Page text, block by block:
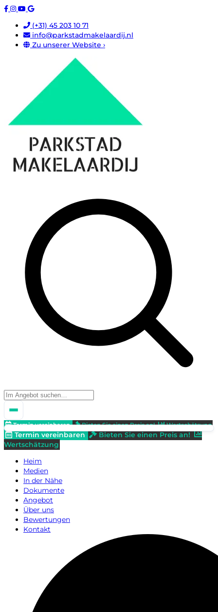
(+31) 45 203 10 71
info@parkstadmakelaardij.nl
Zu unserer Website ›
Termin vereinbaren Bieten Sie einen Preis an! Wertschätzung
Termin vereinbaren
Bieten Sie einen Preis an!
Wertschätzung
Heim
Medien
In der Nähe
Dokumente
Angebot
Über uns
Bewertungen
Kontakt